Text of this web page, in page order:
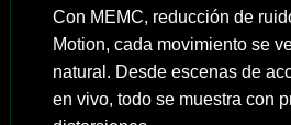
Con MEMC, reducción de
Motion, cada movimiento se
natural. Desde escenas de
en vivo, todo se muestra con